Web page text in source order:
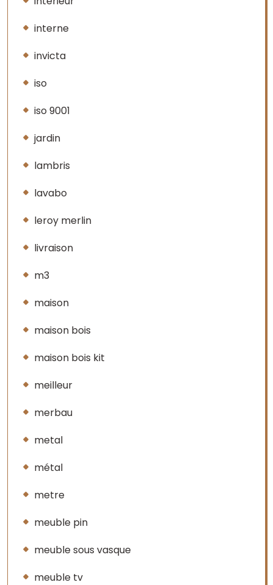
interne
invicta
iso
iso 9001
jardin
lambris
lavabo
leroy merlin
livraison
m3
maison
maison bois
maison bois kit
meilleur
merbau
metal
métal
metre
meuble pin
meuble sous vasque
meuble tv